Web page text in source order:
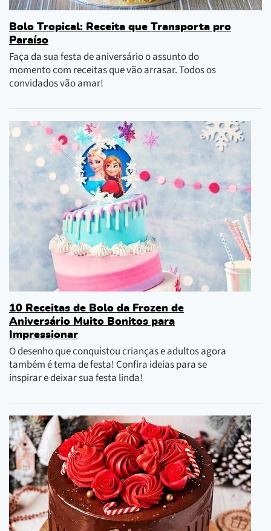
Bolo Tropical: Receita que Transporta pro
Paraíso
Faça da sua festa de aniversário o assunto do
momento com receitas que vão arrasar. Todos os
convidados vão amar!
10 Receitas de Bolo da Frozen de
Aniversário Muito Bonitos para
Impressionar
O desenho que conquistou crianças e adultos agora
também é tema de festa! Confira ideias para se
inspirar e deixar sua festa linda!